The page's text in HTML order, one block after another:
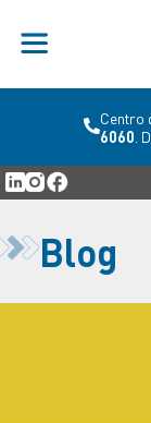
Centro
6060 .
Blog